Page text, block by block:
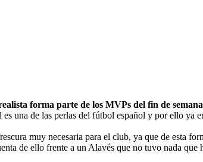
forma parte de los MVPs del fin de
una de las perlas del fútbol español y por ello ya
muy necesaria para el club, ya que de esta
de ello frente a un Alavés que no tuvo nada que